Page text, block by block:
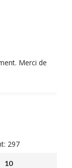
Merci de
297
10